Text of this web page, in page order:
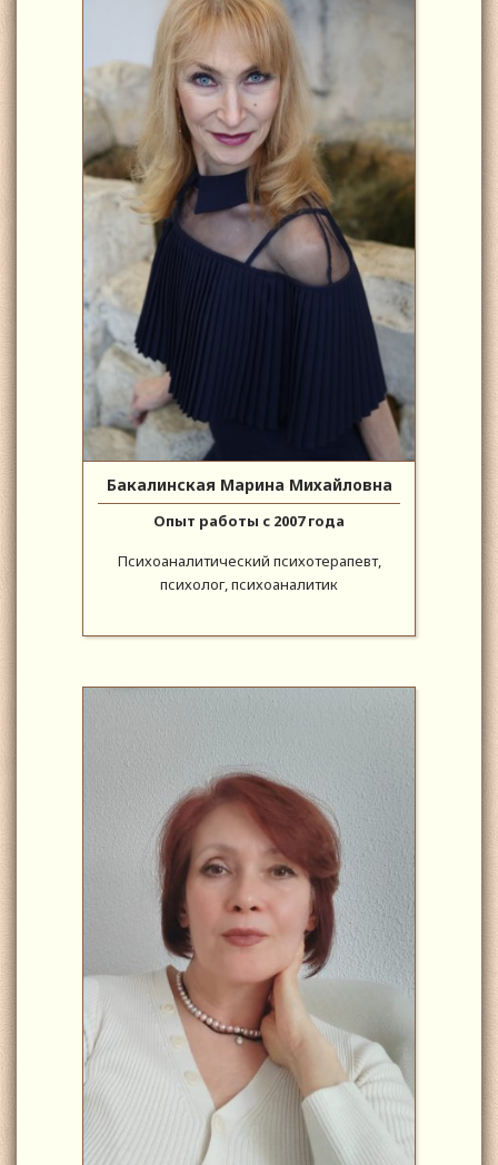
Бакалинская Марина Михайловна
Опыт работы с 2007 года
Психоаналитический психотерапевт,
психолог, психоаналитик